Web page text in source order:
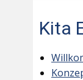
Kita